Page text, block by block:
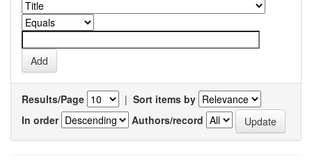
Results/Page | Sort items by
In order
Authors/record